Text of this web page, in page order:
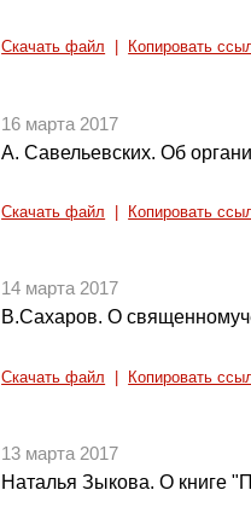
Скачать файл Копировать
16 марта 2017
А. Савельевских. Об
Скачать файл Копировать
14 марта 2017
В.Сахаров. О
Скачать файл Копировать
13 марта 2017
Наталья Зыкова. О книге